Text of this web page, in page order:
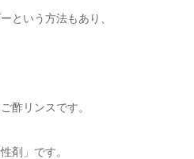
という方法もあり、
酢リンスです。
剤」です。